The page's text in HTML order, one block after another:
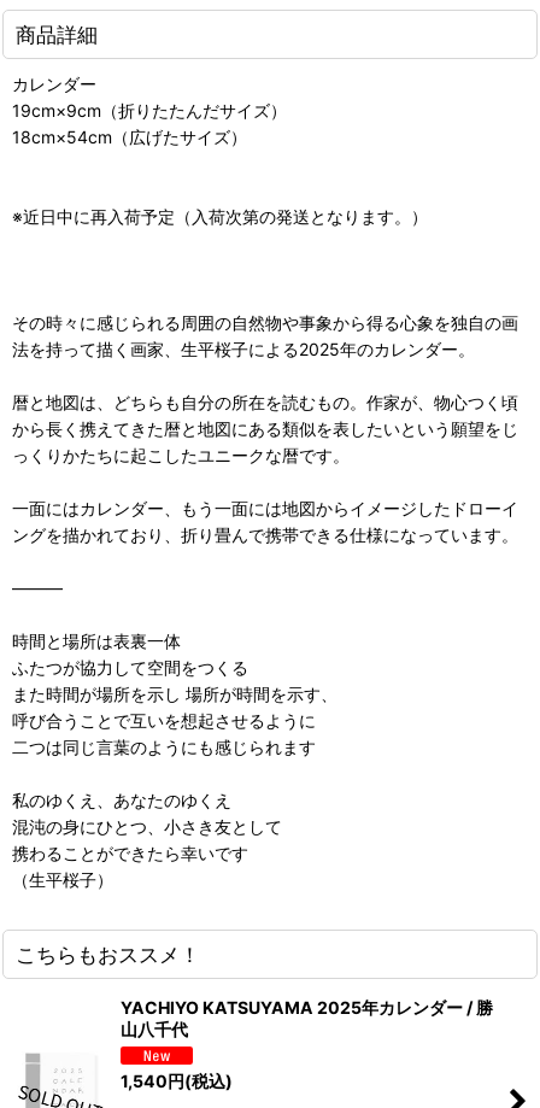
商品詳細
カレンダー
19cm×9cm（折りたたんだサイズ）
18cm×54cm（広げたサイズ）
※近日中に再入荷予定（入荷次第の発送となります。）
その時々に感じられる周囲の自然物や事象から得る心象を独自の画
法を持って描く画家、生平桜子による2025年のカレンダー。
暦と地図は、どちらも自分の所在を読むもの。作家が、物心つく頃
から長く携えてきた暦と地図にある類似を表したいという願望をじ
っくりかたちに起こしたユニークな暦です。
一面にはカレンダー、もう一面には地図からイメージしたドローイ
ングを描かれており、折り畳んで携帯できる仕様になっています。
―――
時間と場所は表裏一体
ふたつが協力して空間をつくる
また時間が場所を示し 場所が時間を示す、
呼び合うことで互いを想起させるように
二つは同じ言葉のようにも感じられます
私のゆくえ、あなたのゆくえ
混沌の身にひとつ、小さき友として
携わることができたら幸いです
（生平桜子）
こちらもおススメ！
YACHIYO KATSUYAMA 2025年カレンダー / 勝
山八千代
1,540円(税込)